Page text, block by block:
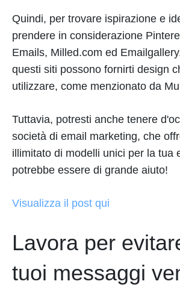
Quindi, per trovare ispirazione e
prendere in considerazione
Emails, Milled.com ed
questi siti possono fornirti design
utilizzare, come menzionato da
Tuttavia, potresti anche tenere
società di email marketing, che
illimitato di modelli unici per la tua
potrebbe essere di grande aiuto!
Visualizza il post qui
Lavora per
tuoi messaggi